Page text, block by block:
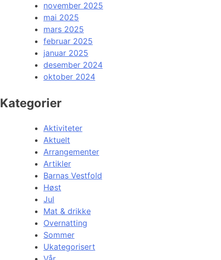
november 2025
mai 2025
mars 2025
februar 2025
januar 2025
desember 2024
oktober 2024
Kategorier
Aktiviteter
Aktuelt
Arrangementer
Artikler
Barnas Vestfold
Høst
Jul
Mat & drikke
Overnatting
Sommer
Ukategorisert